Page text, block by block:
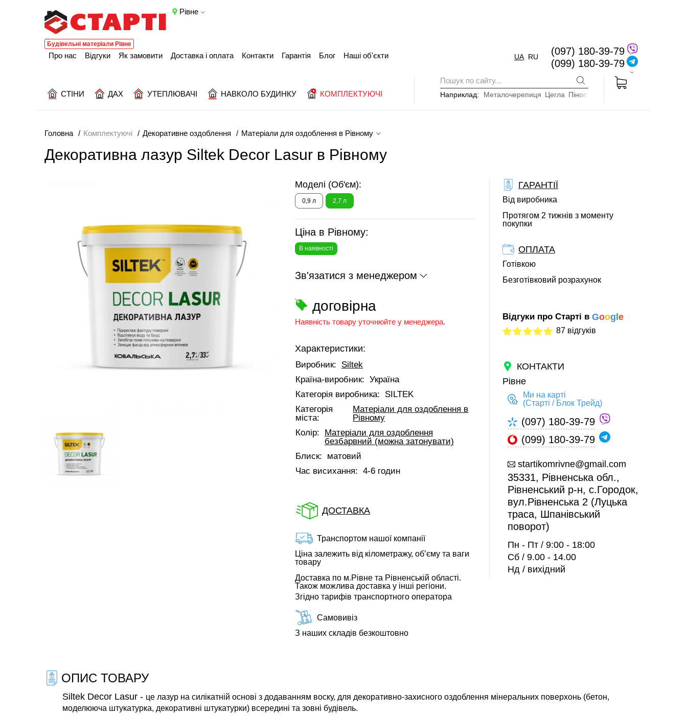
Рівне
Будівельні матеріали Рівне
Наприклад: Металочерепиця Цегла Пінопласт
СТІНИ ДАХ УТЕПЛЮВАЧІ НАВКОЛО БУДИНКУ КОМПЛЕКТУЮЧІ
(097) 180-39-79
(099) 180-39-79
Про нас Відгуки Як замовити Доставка і оплата Контакти Гарантія Блог Наші об'єкти UA RU
Головна Комплектуючі Декоративне оздоблення Матеріали для оздоблення в Рівному
Декоративна лазур Siltek Decor Lasur в Рівному
Моделі (Об'єм):
0,9 л 2,7 л
Ціна в Рівному:
В наявності
Зв'язатися з менеджером
договірна
Наявність товару уточнюйте у менеджера.
Характеристики:
Виробник:
Siltek
Країна-виробник: Україна
Категорія виробника:
SILTEK
Категорія
міста:
Матеріали для оздоблення в
Рівному
Колір:
Матеріали для оздоблення
безбарвний (можна затонувати)
Блиск:
матовий
Час висихання: 4-6 годин
ДОСТАВКА
Транспортом нашої компанії
Ціна залежить від кілометражу, об’єму та ваги
товару
Доставка по м.Рівне та Рівненській області.
Також можлива доставка у інші регіони.
Згідно тарифів транспортного оператора
Самовивіз
З наших складів безкоштовно
ГАРАНТІЇ
Від виробника
Протягом 2 тижнів з моменту
покупки
ОПЛАТА
Готівкою
Безготівковий розрахунок
Відгуки про Старті в Goog e
87 відгуків
КОНТАКТИ
Рівне
Ми на карті
(Старті / Блок Трейд)
(097) 180-39-79
(099) 180-39-79
startikomrivne@gmail.com
35331, Рівненська обл.,
Рівненський р-н, с.Городок,
вул.Рівненська 2 (Луцька
траса, Шпанівський
поворот)
Пн - Пт / 9:00 - 18:00
Сб / 9.00 - 14.00
Нд / вихідний
ОПИС ТОВАРУ
Siltek Decor Lasur - це лазур на силікатній основі з додаванням воску, для декоративно-захисного оздоблення мінеральних поверхонь (бетон,
моделююча штукатурка, декоративні штукатурки) всередині та зовні будівель.